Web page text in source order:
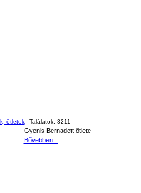
ötletek Találatok: 3211
Gyenis Bernadett ötlete
Bővebben...